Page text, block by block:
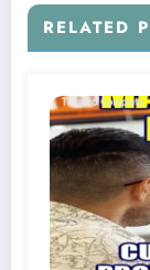
RELATED